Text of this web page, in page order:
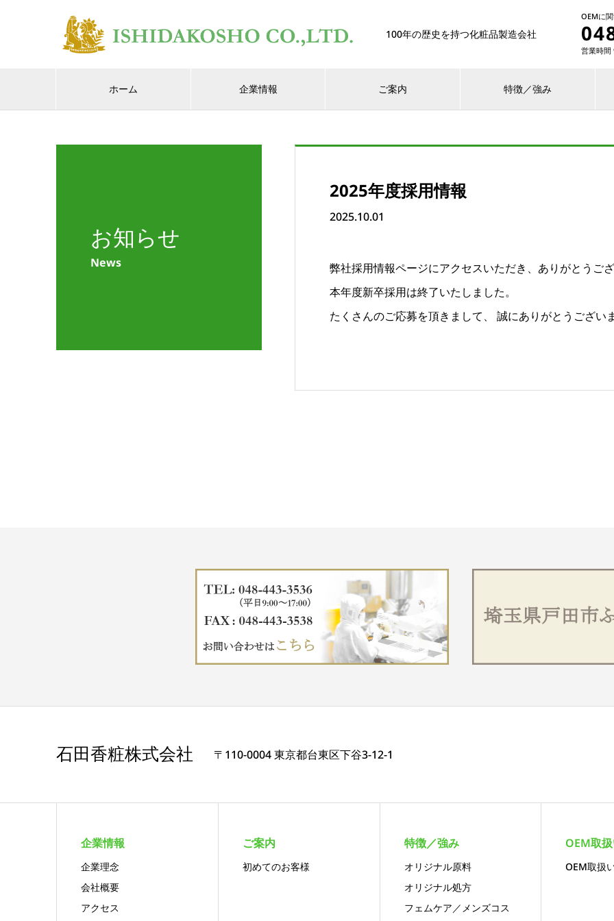
100年の歴史を持つ化粧品製造会社
OEMに
営業時間
ホーム 企業情報 ご案内 特徴／強み
お知らせ
News
2025年度採用情報
2025.10.01
弊社採用情報ページにアクセスいただき、ありがとうご
本年度新卒採用は終了いたしました。
たくさんのご応募を頂きまして、 誠にありがとうござい
石田香粧株式会社 〒110-0004 東京都台東区下谷3-12-1
企業情報
企業理念
会社概要
アクセス
ご案内
初めてのお客様
特徴／強み
オリジナル原料
オリジナル処方
フェムケア／メンズコス
OEM取
OEM取扱